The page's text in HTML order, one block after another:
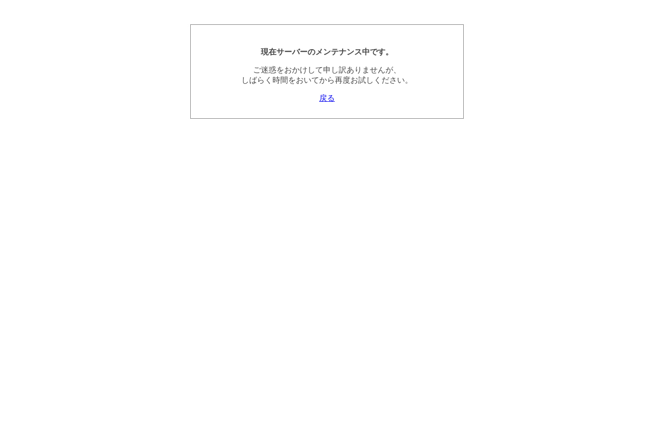
現在サーバーのメンテナンス中です。
ご迷惑をおかけして申し訳ありませんが、
しばらく時間をおいてから再度お試しください。
戻る